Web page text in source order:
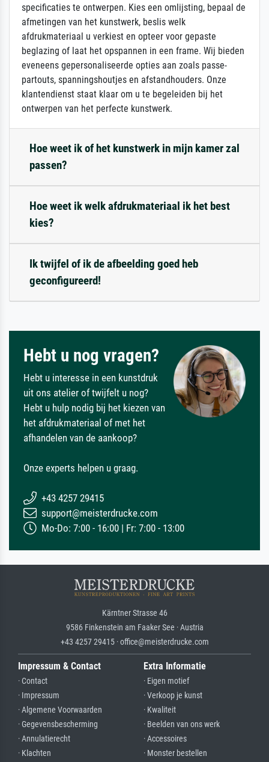
specificaties te ontwerpen. Kies een omlijsting, bepaal de
afmetingen van het kunstwerk, beslis welk
afdrukmateriaal u verkiest en opteer voor gepaste
beglazing of laat het opspannen in een frame. Wij bieden
eveneens gepersonaliseerde opties aan zoals passe-
partouts, spanningshoutjes en afstandhouders. Onze
klantendienst staat klaar om u te begeleiden bij het
ontwerpen van het perfecte kunstwerk.
Hoe weet ik of het kunstwerk in mijn kamer zal
passen?
Hoe weet ik welk afdrukmateriaal ik het best
kies?
Ik twijfel of ik de afbeelding goed heb
geconfigureerd!
Hebt u nog vragen?
Hebt u interesse in een kunstdruk
uit ons atelier of twijfelt u nog?
Hebt u hulp nodig bij het kiezen van
het afdrukmateriaal of met het
afhandelen van de aankoop?
Onze experts helpen u graag.
+43 4257 29415
support@meisterdrucke.com
Mo-Do: 7:00 - 16:00 | Fr: 7:00 - 13:00
Kärntner Strasse 46
9586 Finkenstein am Faaker See · Austria
+43 4257 29415 · office@meisterdrucke.com
Impressum & Contact
· Contact
· Impressum
· Algemene Voorwaarden
· Gegevensbescherming
· Annulatierecht
· Klachten
Extra Informatie
· Eigen motief
· Verkoop je kunst
· Kwaliteit
· Beelden van ons werk
· Accessoires
· Monster bestellen